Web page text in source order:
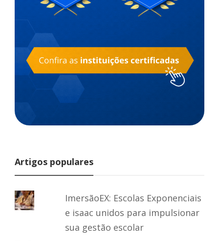
Artigos populares
ImersãoEX: Escolas Exponenciais
e isaac unidos para impulsionar
sua gestão escolar